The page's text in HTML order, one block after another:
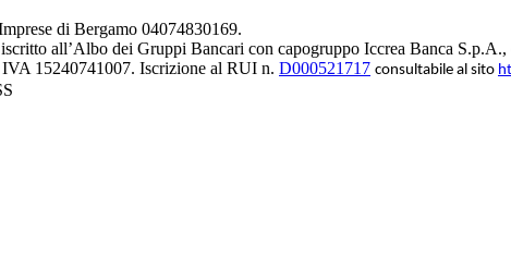
di Bergamo 04074830169.
all’Albo dei Gruppi Bancari con capogruppo Iccrea Banca
15240741007. Iscrizione al RUI n. D000521717 consultabile al sito